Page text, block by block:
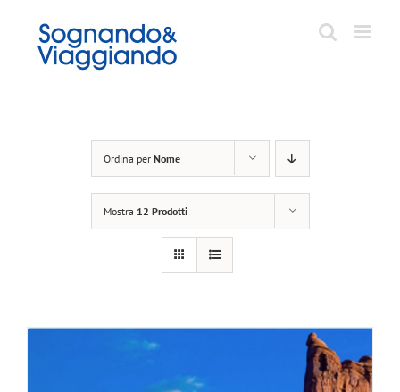
contenuto
Ordina per Nome
Mostra 12 Prodotti